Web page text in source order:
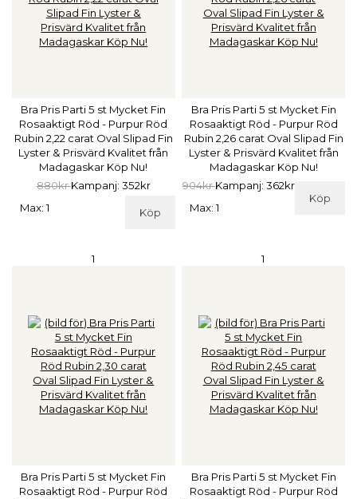
Bra Pris Parti 5 st Mycket Fin
Rosaaktigt Röd - Purpur Röd
Rubin 2,22 carat Oval Slipad Fin
Lyster & Prisvärd Kvalitet från
Madagaskar Köp Nu!
880krKampanj: 352kr
Köp
Max: 1
Bra Pris Parti 5 st Mycket Fin
Rosaaktigt Röd - Purpur Röd
Rubin 2,26 carat Oval Slipad Fin
Lyster & Prisvärd Kvalitet från
Madagaskar Köp Nu!
904krKampanj: 362kr
Köp
Max: 1
1
Bra Pris Parti 5 st Mycket Fin
Rosaaktigt Röd - Purpur Röd
1
Bra Pris Parti 5 st Mycket Fin
Rosaaktigt Röd - Purpur Röd